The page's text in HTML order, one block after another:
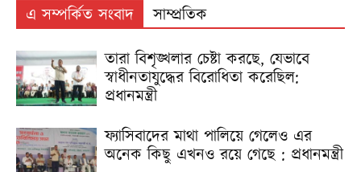
এ সম্পর্কিত সংবাদ
সাম্প্রতিক
তারা বিশৃঙ্খলার চেষ্টা করছে, যেভাবে
স্বাধীনতাযুদ্ধের বিরোধিতা করেছিল:
প্রধানমন্ত্রী
ফ্যাসিবাদের মাথা পালিয়ে গেলেও এর
অনেক কিছু এখনও রয়ে গেছে : প্রধানমন্ত্রী